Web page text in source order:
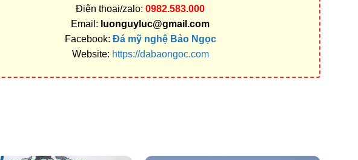
Điện thoại/zalo: 0982.583.000
Email: luonguyluc@gmail.com
Facebook: Đá mỹ nghệ Bảo Ngọc
Website: https://dabaongoc.com